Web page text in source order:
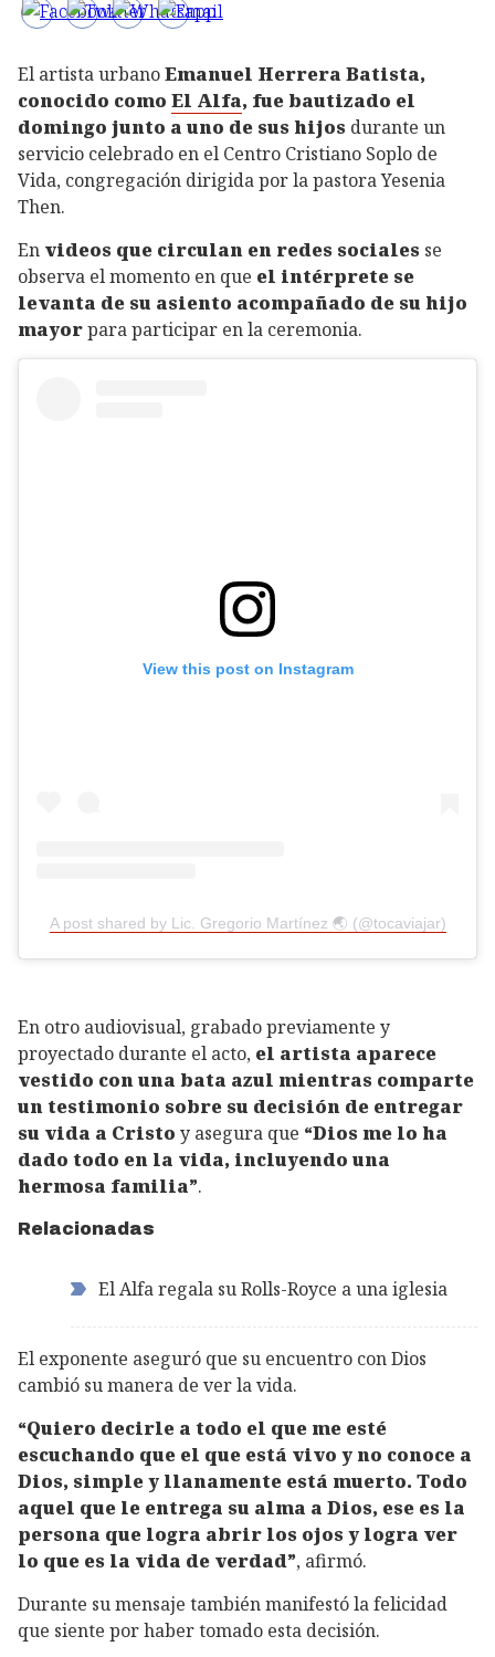
El artista urbanoEmanuel Herrera Batista,
conocido como El Alfa, fue bautizado el
domingo junto a uno de sus hijos durante un
servicio celebrado en el Centro Cristiano Soplo de
Vida, congregación dirigida por la pastora Yesenia
Then.
En videos que circulan en redes sociales se
observa el momento en que el intérprete se
levanta de su asiento acompañado de su hijo
mayorpara participar en la ceremonia.
View this post on Instagram
A post shared by Lic. Gregorio Martínez 🌏 (@tocaviajar)
En otro audiovisual, grabado previamente y
proyectado durante el acto, el artista aparece
vestido con una bata azul mientras comparte
un testimonio sobre su decisión de entregar
su vida a Cristo y asegura que “Dios me lo ha
dado todo en la vida, incluyendo una
hermosa familia”.
Relacionadas
El Alfa regala su Rolls-Royce a una iglesia
El exponente aseguró que su encuentro con Dios
cambió su manera de ver la vida.
“Quiero decirle a todo el que me esté
escuchando que el que está vivo y no conoce a
Dios, simple y llanamente está muerto. Todo
aquel que le entrega su alma a Dios, ese es la
persona que logra abrir los ojos y logra ver
lo que es la vida de verdad”, afirmó.
Durante su mensaje también manifestó la felicidad
que siente por haber tomado esta decisión.